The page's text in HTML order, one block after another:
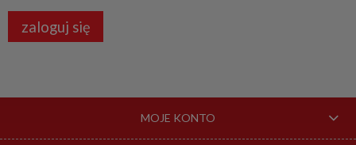
zaloguj się
MOJE KONTO